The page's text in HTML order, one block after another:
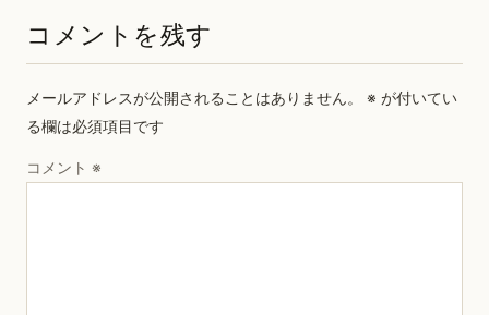
コメントを残す
メールアドレスが公開されることはありません。 ※ が付いてい
る欄は必須項目です
コメント ※